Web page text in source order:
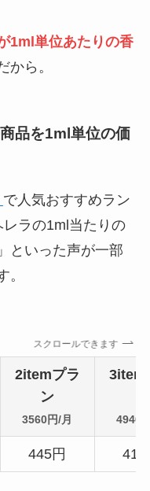
1ml単位あたりの香
から。
品を1ml単位の価
で人気おすすめラン
ラの1ml当たりの
といった声が一部
。
スクロールできます
2itemプラ
ン
3560円/月
3item
4940
445円 411